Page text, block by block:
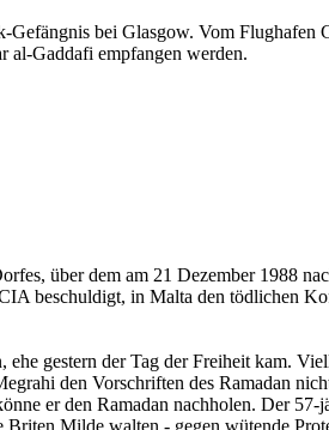
bei Glasgow. Vom
al-Gaddafi empfangen werden.
über dem am 21 Dezember 1988
beschuldigt, in Malta den tödlichen
gestern der Tag der Freiheit kam.
den Vorschriften des Ramadan
er den Ramadan nachholen. Der